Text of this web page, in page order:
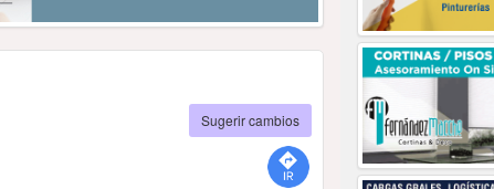
Sugerir cambios